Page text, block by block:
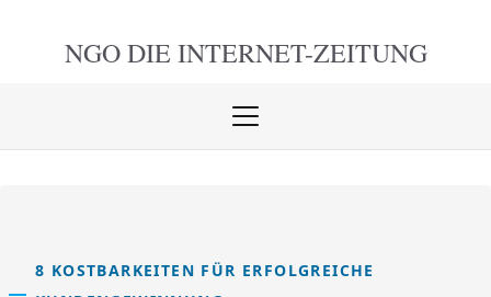
NGO DIE INTERNET-ZEITUNG
Menü
8 KOSTBARKEITEN FÜR ERFOLGREICHE